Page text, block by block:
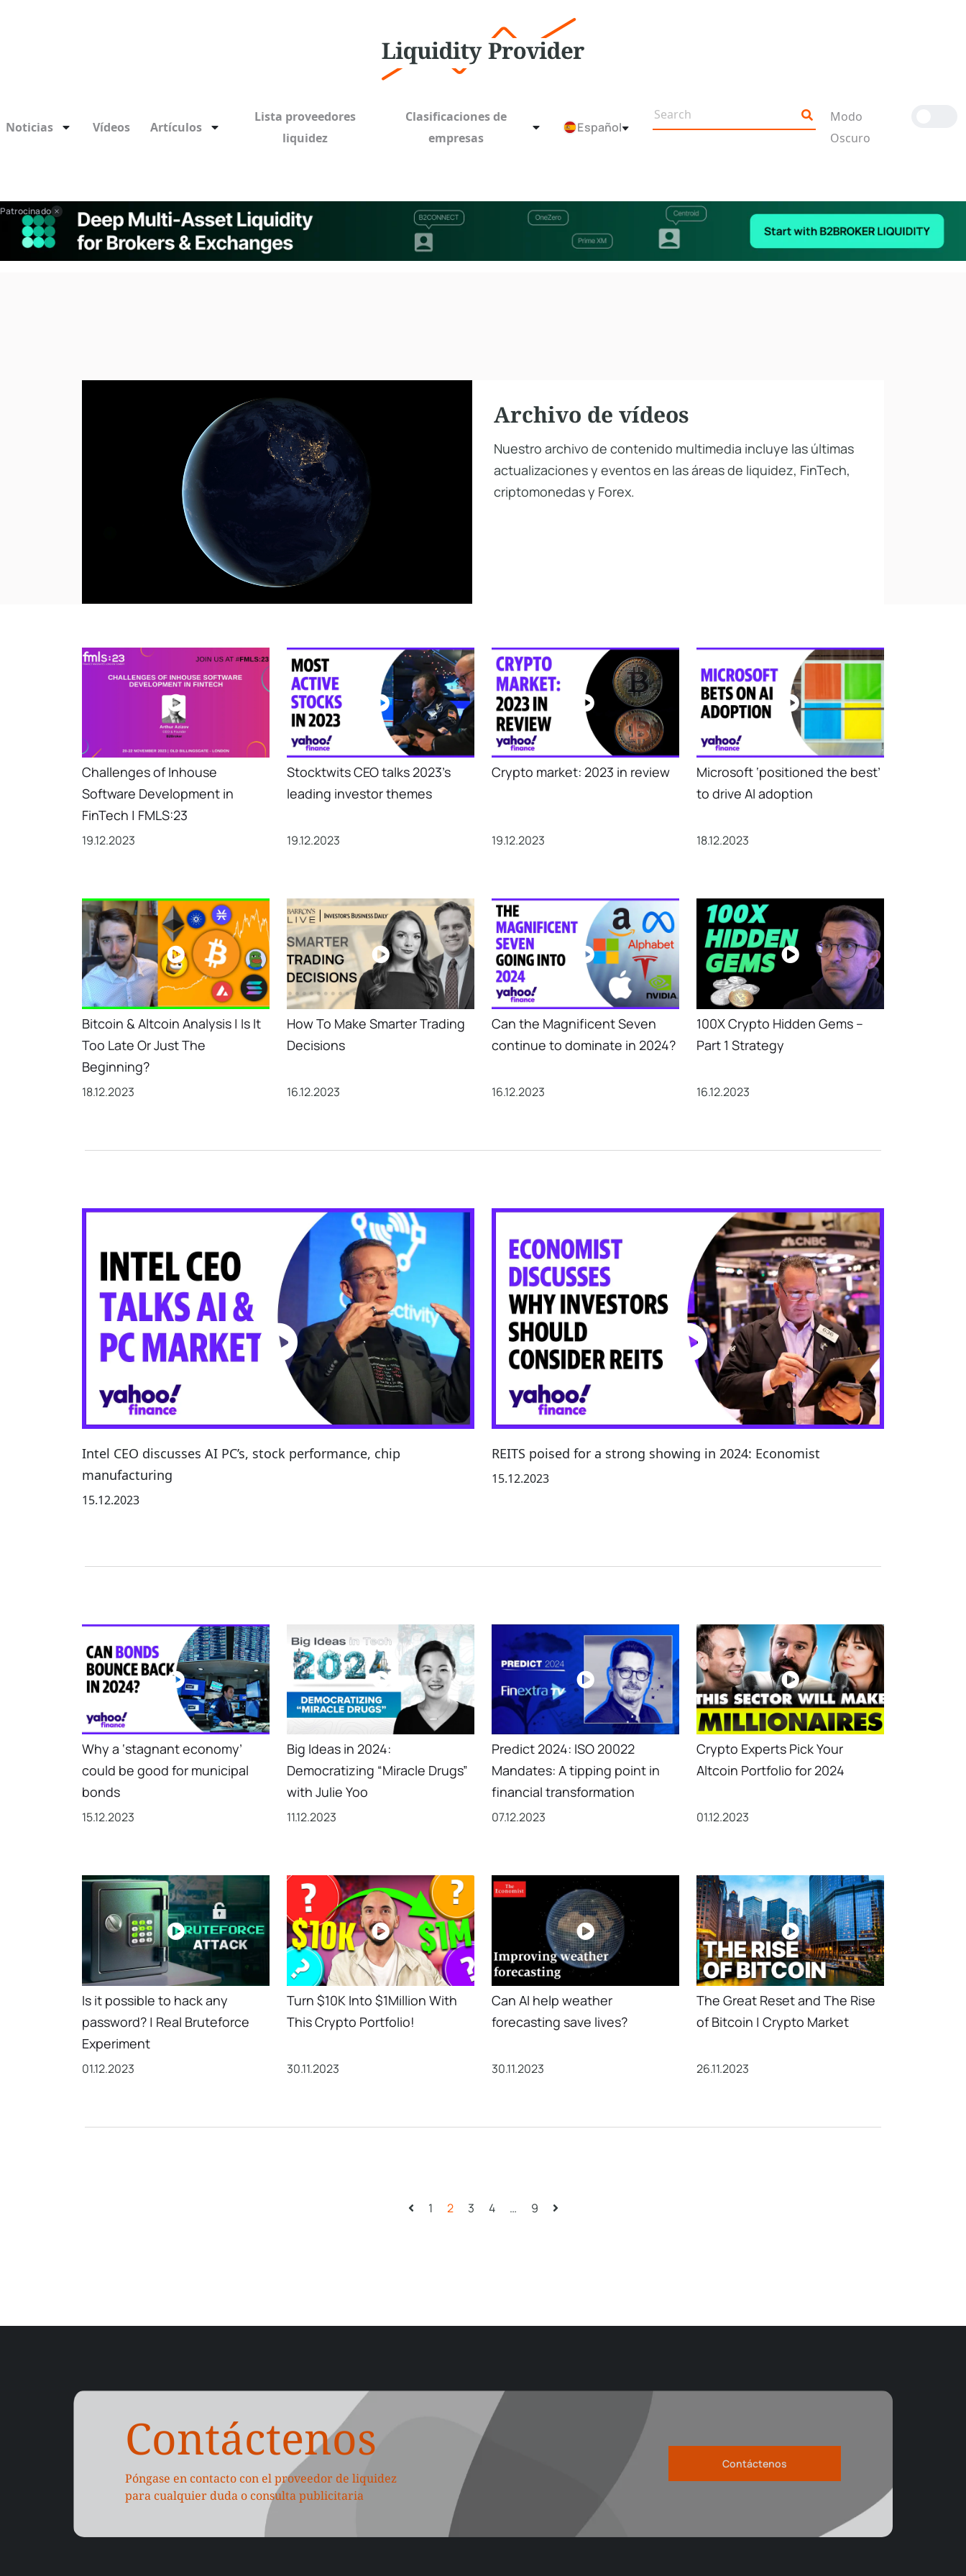
Noticias Vídeos Artículos
Lista proveedores
liquidez
Clasificaciones de
empresas
Español
Modo
Oscuro
Patrocinado
Archivo de vídeos
Nuestro archivo de contenido multimedia incluye las últimas
actualizaciones y eventos en las áreas de liquidez, FinTech,
criptomonedas y Forex.
Challenges of Inhouse
Software Development in
FinTech | FMLS:23
19.12.2023
Stocktwits CEO talks 2023’s
leading investor themes
19.12.2023
Crypto market: 2023 in review
19.12.2023
Microsoft ‘positioned the best’
to drive AI adoption
18.12.2023
Bitcoin & Altcoin Analysis | Is It
Too Late Or Just The
Beginning?
18.12.2023
How To Make Smarter Trading
Decisions
16.12.2023
Can the Magnificent Seven
continue to dominate in 2024?
16.12.2023
100X Crypto Hidden Gems –
Part 1 Strategy
16.12.2023
Intel CEO discusses AI PC’s, stock performance, chip
manufacturing
15.12.2023
REITS poised for a strong showing in 2024: Economist
15.12.2023
Why a ‘stagnant economy’
could be good for municipal
bonds
15.12.2023
Big Ideas in 2024:
Democratizing “Miracle Drugs”
with Julie Yoo
11.12.2023
Predict 2024: ISO 20022
Mandates: A tipping point in
financial transformation
07.12.2023
Crypto Experts Pick Your
Altcoin Portfolio for 2024
01.12.2023
Is it possible to hack any
password? | Real Bruteforce
Experiment
01.12.2023
Turn $10K Into $1Million With
This Crypto Portfolio!
30.11.2023
Can AI help weather
forecasting save lives?
30.11.2023
The Great Reset and The Rise
of Bitcoin | Crypto Market
26.11.2023
1 2 3 4 … 9
Contáctenos
Póngase en contacto con el proveedor de liquidez
para cualquier duda o consulta publicitaria
Contáctenos